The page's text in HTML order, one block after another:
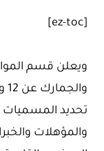
[ez-toc]
ويعلن قسم
تحديد المسميات
والمؤهلات